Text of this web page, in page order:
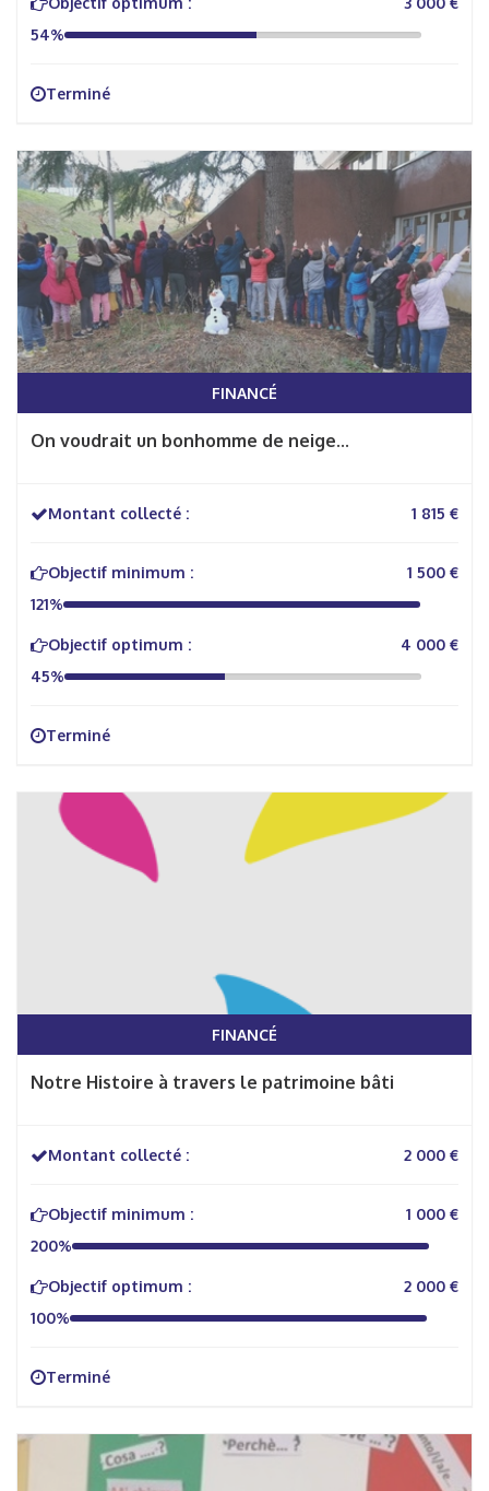
54%
Terminé
FINANCÉ
On voudrait un bonhomme de neige...
Montant collecté : 1 815 €
Objectif minimum :
1 500 €
121%
Objectif optimum :
4 000 €
45%
Terminé
FINANCÉ
Notre Histoire à travers le patrimoine bâti
Montant collecté : 2 000 €
Objectif minimum :
1 000 €
200%
Objectif optimum :
2 000 €
100%
Terminé